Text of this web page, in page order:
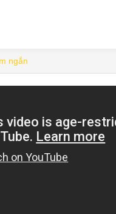
ngắn